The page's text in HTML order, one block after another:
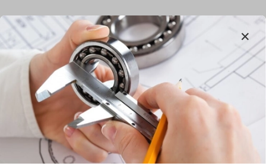
Характеристики
Бренд
Внутренний диаметр d, мм